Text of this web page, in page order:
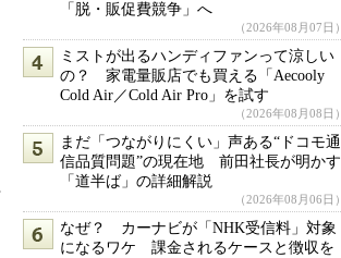
「脱・販促費競争」へ
（2026年08月07日）
ミストが出るハンディファンって涼しい
の？ 家電量販店でも買える「Aecooly
Cold Air／Cold Air Pro」を試す
（2026年08月08日）
まだ「つながりにくい」声ある“ドコモ通
信品質問題”の現在地 前田社長が明かす
「道半ば」の詳細解説
（2026年08月06日）
なぜ？ カーナビが「NHK受信料」対象
になるワケ 課金されるケースと徴収を